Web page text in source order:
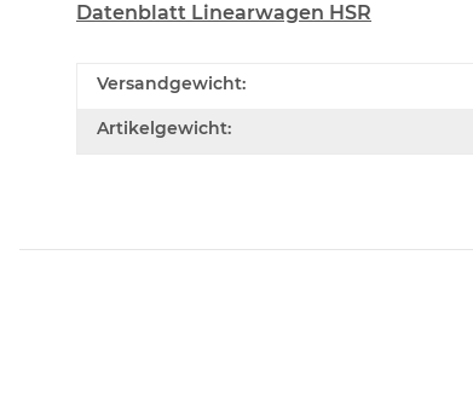
Datenblatt Linearwagen HSR
Versandgewicht:
Artikelgewicht: